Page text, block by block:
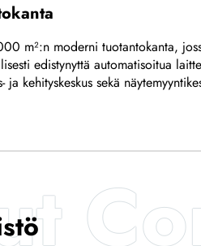
m²:n moderni tuotantokanta,
edistynyttä automatisoitua
kehityskeskus sekä